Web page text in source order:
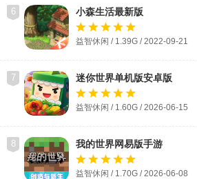
6 小森生活最新版
益智休闲 / 1.39G / 2022-09-21
7 迷你世界单机版安卓版
益智休闲 / 1.60G / 2026-06-15
8 我的世界网易版手游
益智休闲 / 1.70G / 2026-06-08